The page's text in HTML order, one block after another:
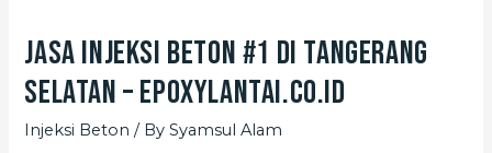
Jasa Injeksi Beton #1 di Tangerang
Selatan – EpoxyLantai.co.id
Injeksi Beton / BySyamsul Alam